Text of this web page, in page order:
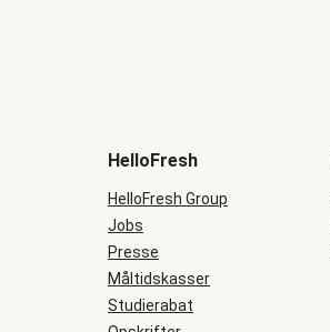
HelloFresh
HelloFresh Group
Jobs
Presse
Måltidskasser
Studierabat